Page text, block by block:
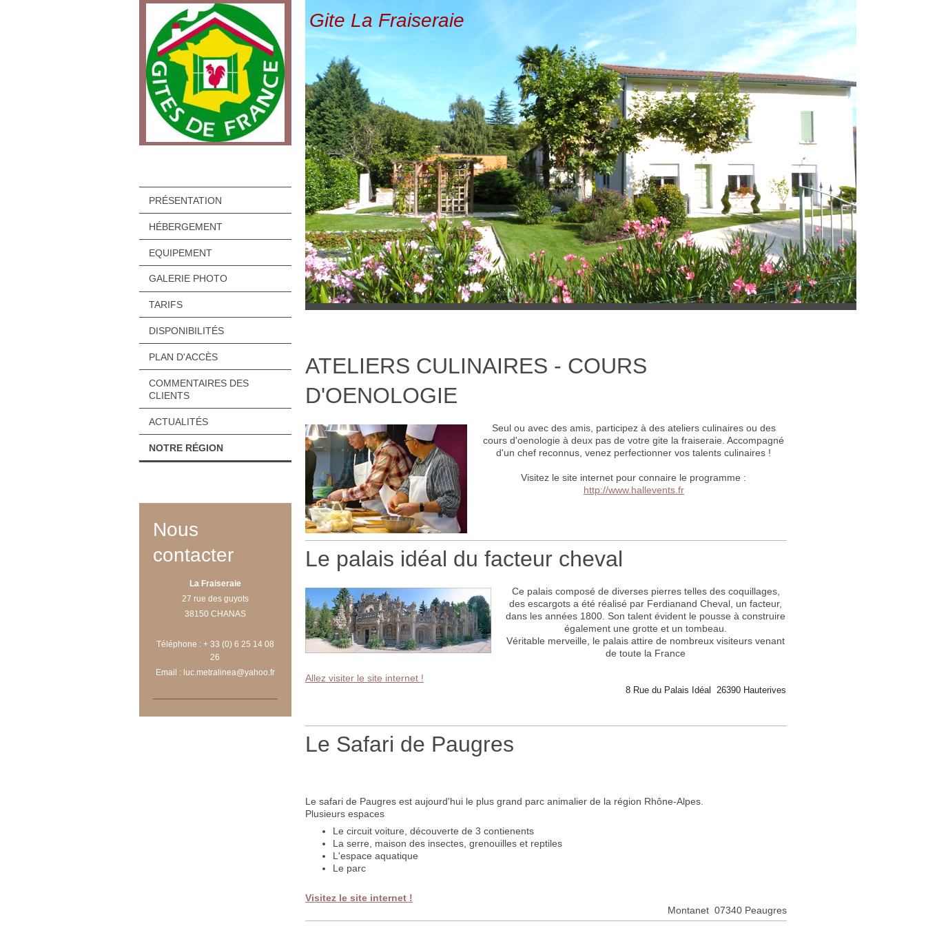
PRÉSENTATION
HÉBERGEMENT
EQUIPEMENT
GALERIE PHOTO
TARIFS
DISPONIBILITÉS
PLAN D'ACCÈS
COMMENTAIRES DES
CLIENTS
ACTUALITÉS
NOTRE RÉGION
Nous
contacter
La Fraiseraie
27 rue des guyots
38150 CHANAS
Téléphone : + 33 (0) 6 25 14 08
26
Email : luc.metralinea@yahoo.fr
Gite La Fraiseraie
ATELIERS CULINAIRES - COURS
D'OENOLOGIE
Seul ou avec des amis, participez à des ateliers culinaires ou des
cours d'oenologie à deux pas de votre gite la fraiseraie. Accompagné
d'un chef reconnus, venez perfectionner vos talents culinaires !
Visitez le site internet pour connaire le programme :
http://www.hallevents.fr
Le palais idéal du facteur cheval
Ce palais composé de diverses pierres telles des coquillages,
des escargots a été réalisé par Ferdianand Cheval, un facteur,
dans les années 1800. Son talent évident le pousse à construire
également une grotte et un tombeau.
Véritable merveille, le palais attire de nombreux visiteurs venant
de toute la France
Allez visiter le site internet !
8 Rue du Palais Idéal 26390 Hauterives
Le Safari de Paugres
Le safari de Paugres est aujourd'hui le plus grand parc animalier de la région Rhône-Alpes.
Plusieurs espaces
Le circuit voiture, découverte de 3 contienents
La serre, maison des insectes, grenouilles et reptiles
L'espace aquatique
Le parc
Visitez le site internet !
Montanet 07340 Peaugres